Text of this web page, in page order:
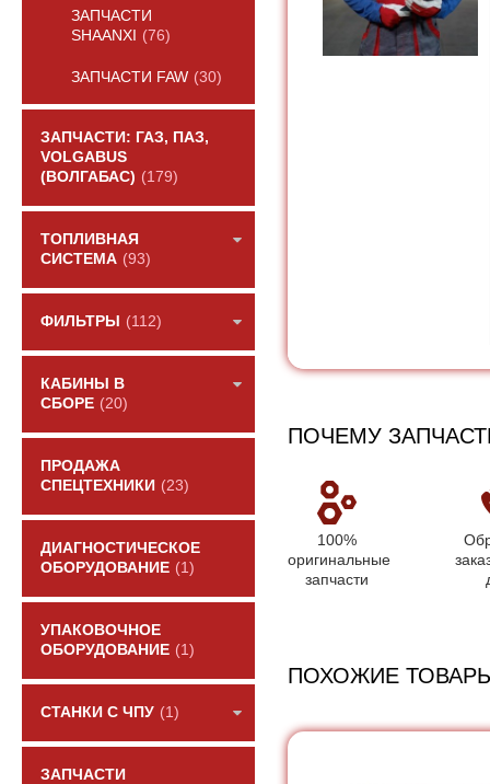
ЗАПЧАСТИ
SHAANXI
(76)
ЗАПЧАСТИ FAW (30)
ЗАПЧАСТИ: ГАЗ, ПАЗ,
VOLGABUS
(ВОЛГАБАС) (179)
ТОПЛИВНАЯ
СИСТЕМА (93)
ФИЛЬТРЫ (112)
КАБИНЫ В
СБОРЕ (20)
ПРОДАЖА
СПЕЦТЕХНИКИ (23)
ДИАГНОСТИЧЕСКОЕ
ОБОРУДОВАНИЕ (1)
УПАКОВОЧНОЕ
ОБОРУДОВАНИЕ (1)
СТАНКИ С ЧПУ (1)
ЗАПЧАСТИ
ПОЧЕМУ
100%
оригинальные
запчасти
ПОХОЖИЕ